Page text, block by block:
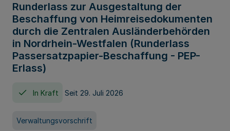
Runderlass zur Ausgestaltung der
Beschaffung von Heimreisedokumenten
durch die Zentralen Ausländerbehörden
in Nordrhein-Westfalen (Runderlass
Passersatzpapier-Beschaffung - PEP-
Erlass)
In Kraft Seit 29. Juli 2026
Verwaltungsvorschrift